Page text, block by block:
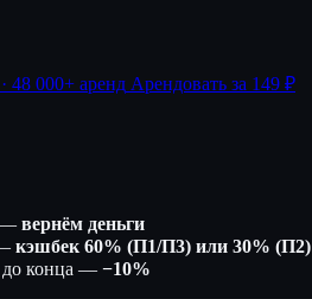
· 48 000+ аренд Арендовать за 149 ₽
— вернём деньги
кэшбек 60% (П1/П3) или 30% (П2)
до конца — −10%